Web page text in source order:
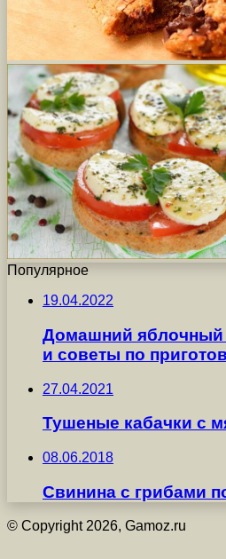
Популярное
19.04.2022
Домашний яблочный
и советы по
27.04.2021
Тушеные кабачки с
08.06.2018
Свинина с грибами
© Copyright 2026, Gamoz.ru